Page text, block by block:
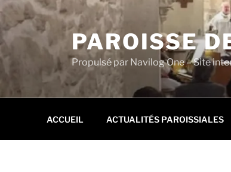
Aller
au
contenu
principal
PAROISSE
Propulsé par Navilog One – Site
ACCUEIL ACTUALITÉS PAROISSIALES